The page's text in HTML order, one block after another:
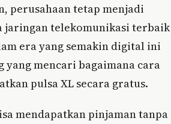
perusahaan tetap menjadi
jaringan telekomunikasi terbaik
era yang semakin digital ini
yang mencari bagaimana cara
pulsa XL secara gratus.
mendapatkan pinjaman tanpa